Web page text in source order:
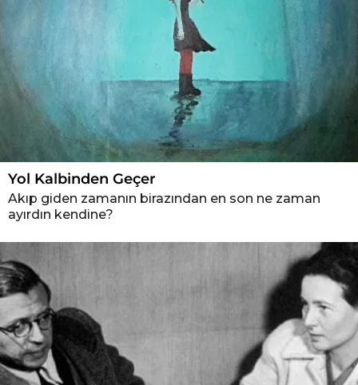
Yol Kalbinden Geçer
Akıp giden zamanın birazından en son ne zaman
ayırdın kendine?